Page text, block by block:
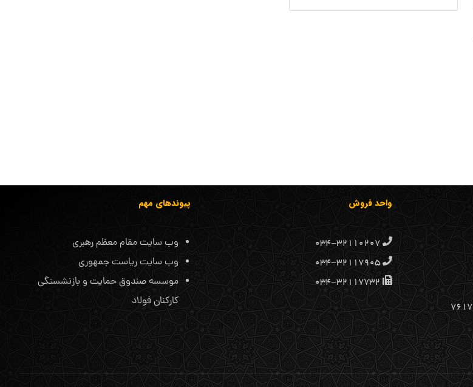
واحد فروش
۰۳۴-۳۲۱۱۰۲۰۷
۰۳۴-۳۲۱۱۷۹۰۵
۰۳۴-۳۲۱۱۷۷۳۲
پیوندهای مهم
وب سایت مقام معظم رهبری
وب سایت ریاست جمهوری
موسسه صندوق حمایت و بازنشستگی
کارکنان فولاد